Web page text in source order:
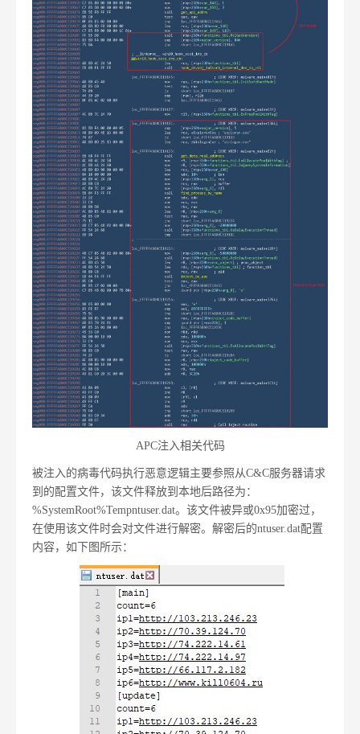
APC注入相关代码
被注入的病毒代码执行恶意逻辑主要参照从C&C服务器请求
到的配置文件，该文件释放到本地后路径为：
%SystemRoot%Tempntuser.dat。该文件被异或0x95加密过，
在使用该文件时会对文件进行解密。解密后的ntuser.dat配置
内容，如下图所示：